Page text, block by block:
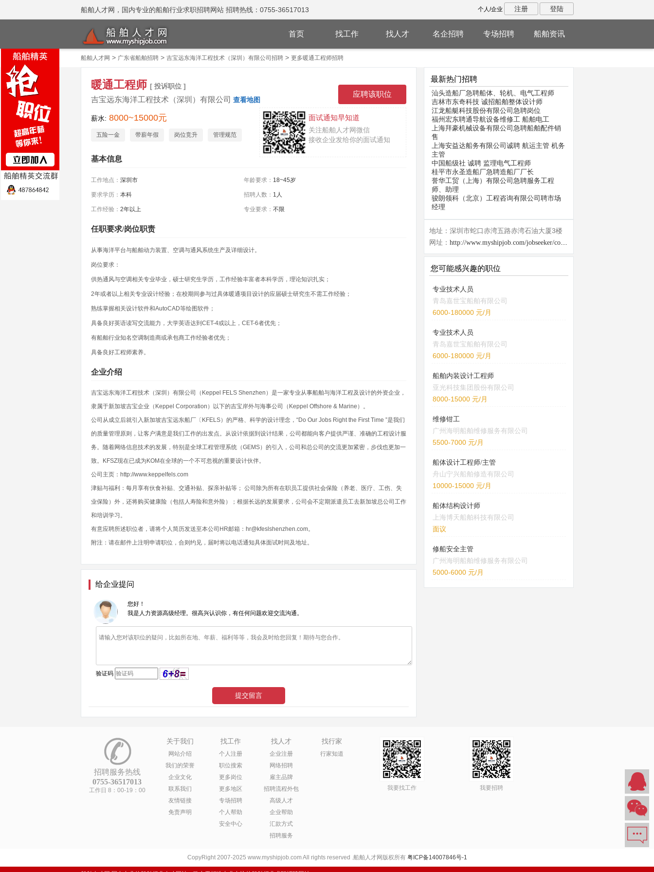
船舶人才网，国内专业的船舶行业求职招聘网站 招聘热线：0755-36517013 个人/企业 注册 登陆
首页 找工作 找人才 名企招聘 专场招聘 船舶资讯
船舶人才网 > 广东省船舶招聘> 吉宝远东海洋工程技术（深圳）有限公司招聘> 更多暖通工程师招聘
暖通工程师 [ 投诉职位 ]
吉宝远东海洋工程技术（深圳）有限公司 查看地图
薪水: 8000~15000元 面试通知早知道
关注船舶人才网微信
接收企业发给你的面试通知
五险一金 带薪年假 岗位竞升 管理规范
基本信息
工作地点： 深圳市 年龄要求： 18~45岁
要求学历： 本科 招聘人数： 1人
工作经验： 2年以上 专业要求： 不限
任职要求/岗位职责
从事海洋平台与船舶动力装置、空调与通风系统生产及详细设计。
岗位要求：
供热通风与空调相关专业毕业，硕士研究生学历，工作经验丰富者本科学历，理论知识扎实；
2年或者以上相关专业设计经验；在校期间参与过具体暖通项目设计的应届硕士研究生不需工作经验；
熟练掌握相关设计软件和AutoCAD等绘图软件；
具备良好英语读写交流能力，大学英语达到CET-4或以上，CET-6者优先；
有船舶行业知名空调制造商或承包商工作经验者优先；
具备良好工程师素养。
企业介绍
吉宝远东海洋工程技术（深圳）有限公司（Keppel FELS Shenzhen）是一家专业从事船舶与海洋工程及设计的外资企业，
隶属于新加坡吉宝企业（Keppel Corporation）以下的吉宝岸外与海事公司（Keppel Offshore & Marine）。
公司从成立后就引入新加坡吉宝远东船厂〔KFELS）的严格、科学的设计理念，“Do Our Jobs Right the First Time ”是我们
的质量管理原则，让客户满意是我们工作的出发点。从设计依据到设计结果，公司都能向客户提供严谨、准确的工程设计服
务。随着网络信息技术的发展，特别是全球工程管理系统（GEMS）的引入，公司和总公司的交流更加紧密，步伐也更加一
致。KFSZ现在已成为KOM在全球的一个不可忽视的重要设计伙伴。
公司主页：http://www.keppelfels.com
津贴与福利：每月享有伙食补贴、交通补贴、探亲补贴等； 公司除为所有在职员工提供社会保险（养老、医疗、工伤、失
业保险）外，还将购买健康险（包括人寿险和意外险）；根据长远的发展要求，公司会不定期派遣员工去新加坡总公司工作
和培训学习。
有意应聘所述职位者，请将个人简历发送至本公司HR邮箱：hr@kfeslshenzhen.com。
附注：请在邮件上注明申请职位，合则约见，届时将以电话通知具体面试时间及地址。
给企业提问
您好！
我是人力资源高级经理。很高兴认识你，有任何问题欢迎交流沟通。
验证码
最新热门招聘
汕头造船厂急聘船体、轮机、电气工程师
吉林市东奇科技 诚招船舶整体设计师
江龙船艇科技股份有限公司急聘岗位
福州宏东聘通导航设备维修工 船舶电工
上海拜豪机械设备有限公司急聘船舶配件销
售
上海安益达船务有限公司诚聘 航运主管 机务
主管
中国船级社 诚聘 监理电气工程师
桂平市永圣造船厂急聘造船厂厂长
誉华工贸（上海）有限公司急聘服务工程
师、助理
骏朗领科（北京）工程咨询有限公司聘市场
经理
地址：深圳市蛇口赤湾五路赤湾石油大厦3楼
网址： http://www.myshipjob.com/jobseeker/company/149.html
您可能感兴趣的职位
专业技术人员
青岛嘉世宝船舶有限公司
6000-180000 元/月
专业技术人员
青岛嘉世宝船舶有限公司
6000-180000 元/月
船舶内装设计工程师
亚光科技集团股份有限公司
8000-15000 元/月
维修钳工
广州海明船舶维修服务有限公司
5500-7000 元/月
船体设计工程师/主管
舟山宁兴船舶修造有限公司
10000-15000 元/月
船体结构设计师
上海博天船舶科技有限公司
面议
修船安全主管
广州海明船舶维修服务有限公司
5000-6000 元/月
招聘服务热线
0755-36517013
工作日 8：00-19：00
关于我们
网站介绍
我们的荣誉
企业文化
联系我们
友情链接
免责声明
找工作
个人注册
职位搜索
更多岗位
更多地区
专场招聘
个人帮助
安全中心
找人才
企业注册
网络招聘
雇主品牌
招聘流程外包
高级人才
企业帮助
汇款方式
招聘服务
找行家
行家知道
我要找工作 我要招聘
CopyRight 2007-2025 www.myshipjob.com All rights reserved .船舶人才网版权所有 粤ICP备14007846号-1